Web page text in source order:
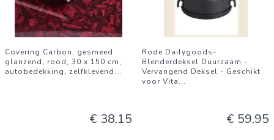
Covering Carbon, gesmeed
glanzend, rood, 30 x 150 cm,
autobedekking, zelfklevend...
€ 38,15
Rode Dailygoods-
Blenderdeksel Duurzaam -
Vervangend Deksel - Geschikt
voor Vita...
€ 59,95